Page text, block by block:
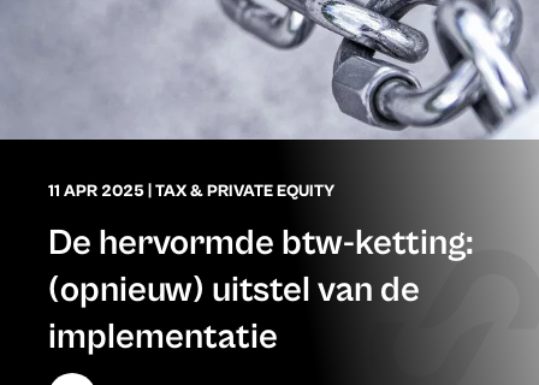
11 APR 2025|TAX & PRIVATE EQUITY
De hervormde btw-ketting:
(opnieuw) uitstel van de
implementatie